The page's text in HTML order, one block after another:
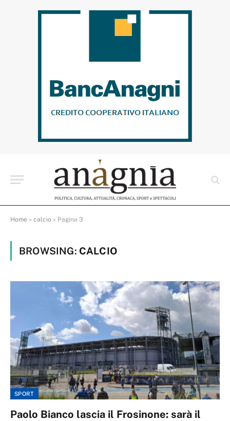
Home » calcio » Pagina 3
BROWSING: CALCIO
SPORT
Paolo Bianco lascia il Frosinone: sarà il